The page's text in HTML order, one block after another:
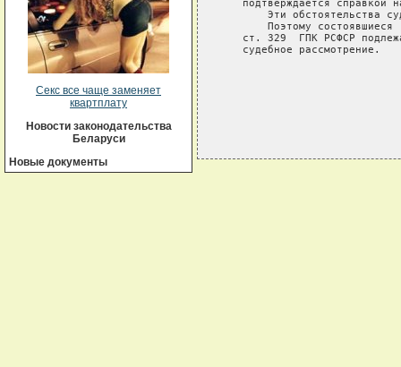
Секс все чаще заменяет
квартплату
Новости законодательства
Беларуси
Новые документы
подтверждается справкой
Эти обстоятельства
Поэтому состоявшиеся
ст. 329  ГПК РСФСР
   судебное рассмотрение.